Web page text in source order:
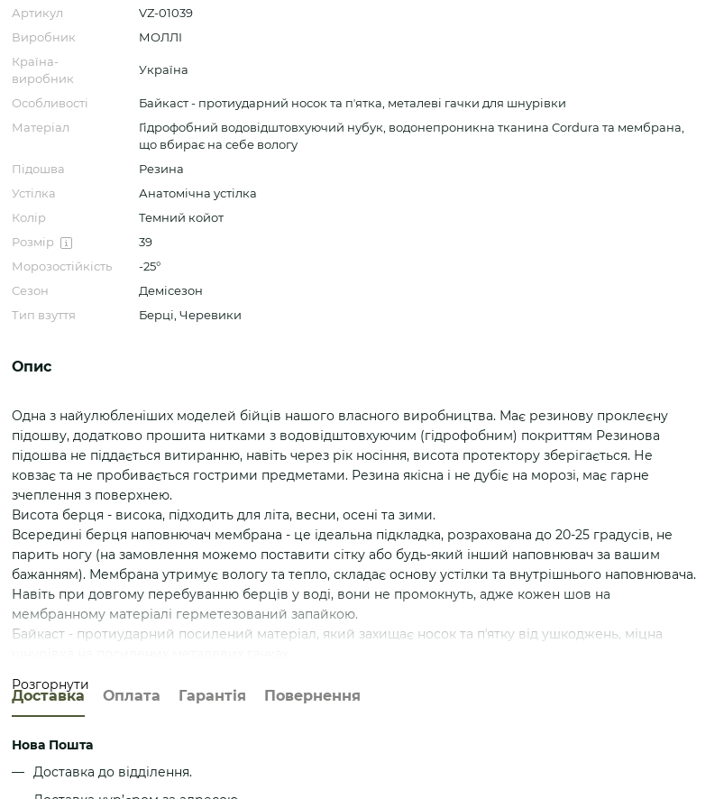
Артикул
VZ-01039
Виробник
МОЛЛІ
Країна-
виробник
Україна
Особливості
Байкаст - протиударний носок та пʼятка, металеві гачки для шнурівки
Матеріал
Гідрофобний водовідштовхуючий нубук, водонепроникна тканина Cordura та мембрана,
що вбирає на себе вологу
Підошва
Резина
Устілка
Анатомічна устілка
Колір
Темний койот
Розмір
39
Морозостійкість
-25°
Сезон
Демісезон
Тип взуття
Берці, Черевики
Опис
Одна з найулюбленіших моделей бійців нашого власного виробництва. Має резинову проклеєну
підошву, додатково прошита нитками з водовідштовхуючим (гідрофобним) покриттям Резинова
підошва не піддається витиранню, навіть через рік носіння, висота протектору зберігається. Не
ковзає та не пробивається гострими предметами. Резина якісна і не дубіє на морозі, має гарне
зчеплення з поверхнею.
Висота берця - висока, підходить для літа, весни, осені та зими.
Всередині берця наповнючач мембрана - це ідеальна підкладка, розрахована до 20-25 градусів, не
парить ногу (на замовлення можемо поставити сітку або будь-який інший наповнювач за вашим
бажанням). Мембрана утримує вологу та тепло, складає основу устілки та внутрішнього наповнювача.
Навіть при довгому перебуванню берців у воді, вони не промокнуть, адже кожен шов на
мембранному матеріалі герметезований запайкою.
Байкаст - протиударний посилений матеріал, який захищає носок та пʼятку від ушкоджень, міцна
не підведе і не порветься, вона стоїть саме в місцях згинання ноги, що робить взуття максимально
комфортним при ходьбі.
Устілка анатомічна чотирьохшарова, складається зі штрокелю, що не дає їй промокнути, паролону та
мембрани для збереження тепла.
Для волонтерів та військових частин маємо вигідну ціну для оптових замовлень. Можемо відшивати
Розгорнути
Доставка Оплата Гарантія Повернення
Нова Пошта
Доставка до відділення.